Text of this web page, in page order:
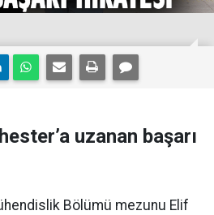
uzanan başarı
Bölümü mezunu Elif